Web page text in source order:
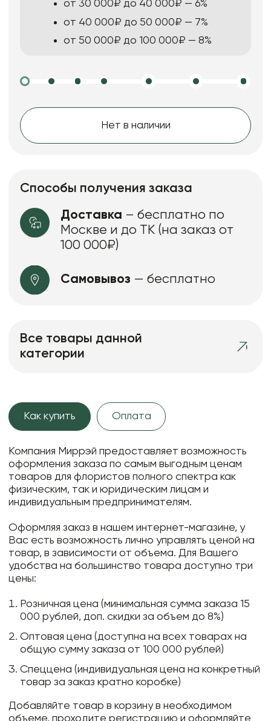
от 30 000₽ до 40 000₽ — 6%
от 40 000₽ до 50 000₽ — 7%
от 50 000₽ до 100 000₽ — 8%
Нет в наличии
Способы получения заказа
Доставка – бесплатно по
Москве и до ТК (на заказ от
100 000₽)
Самовывоз — бесплатно
Все товары данной
категории
Как купить Оплата
Компания Миррэй предоставляет возможность
оформления заказа по самым выгодным ценам
товаров для флористов полного спектра как
физическим, так и юридическим лицам и
индивидуальным предпринимателям.
Оформляя заказ в нашем интернет-магазине, у
Вас есть возможность лично управлять ценой на
товар, в зависимости от объема. Для Вашего
удобства на большинство товара доступно три
цены:
Розничная цена (минимальная сумма заказа 15
000 рублей, доп. скидки за объем до 8%)
Оптовая цена (доступна на всех товарах на
общую сумму заказа от 100 000 рублей)
Спеццена (индивидуальная цена на конкретный
товар за заказ кратно коробке)
Добавляйте товар в корзину в необходимом
объеме, проходите регистрацию и оформляйте